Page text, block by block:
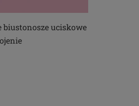
biustonosze uciskowe